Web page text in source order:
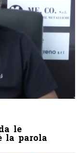
le
la parola